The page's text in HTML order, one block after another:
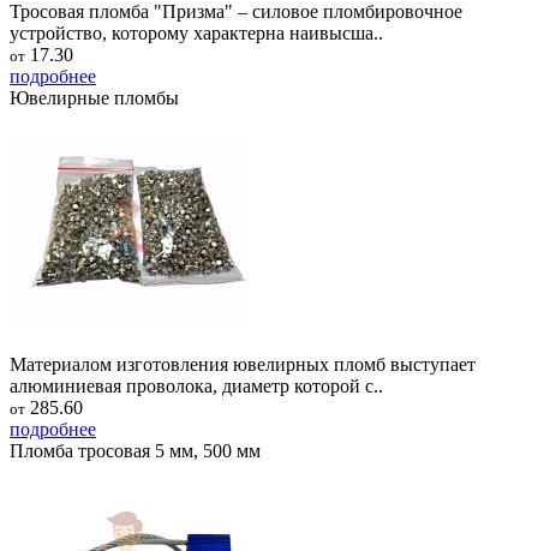
Тросовая пломба "Призма" – силовое пломбировочное
устройство, которому характерна наивысша..
от 17.30
подробнее
Ювелирные пломбы
Материалом изготовления ювелирных пломб выступает
алюминиевая проволока, диаметр которой с..
от 285.60
подробнее
Пломба тросовая 5 мм, 500 мм